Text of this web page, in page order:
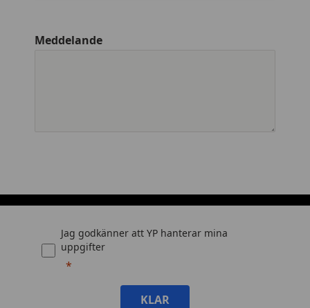
Meddelande
Jag godkänner att YP hanterar mina
uppgifter
KLAR